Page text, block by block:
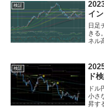
検証
イ
日足
きる
ネル
は黄
高値
検証
ド
ド
小さ
昇す